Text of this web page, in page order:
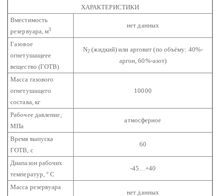
ХАРАКТЕРИСТИКИ
Вместимость
резервуара, м3
нет данных
Газовое
огнетушащеее
вещество (ГОТВ)
N2 (жидкий)или арговит (по объёму: 40%-
аргон, 60%-азот)
Масса газового
огнетушащего
состава, кг
10000
Рабочее давление,
МПа
атмосферное
Время выпуска
ГОТВ, с
60
Диапазон рабочих
температур, ° C
-45…+40
Масса резервуара
нет данных